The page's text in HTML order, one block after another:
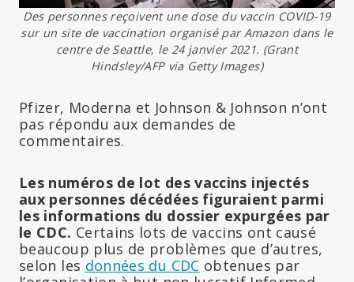
Des personnes reçoivent une dose du vaccin COVID-19
sur un site de vaccination organisé par Amazon dans le
centre de Seattle, le 24 janvier 2021. (Grant
Hindsley/AFP via Getty Images)
Pfizer, Moderna et Johnson & Johnson n’ont
pas répondu aux demandes de
commentaires.
Les numéros de lot des vaccins injectés
aux personnes décédées figuraient parmi
les informations du dossier expurgées par
le CDC. Certains lots de vaccins ont causé
beaucoup plus de problèmes que d’autres,
selon les données du CDC obtenues par